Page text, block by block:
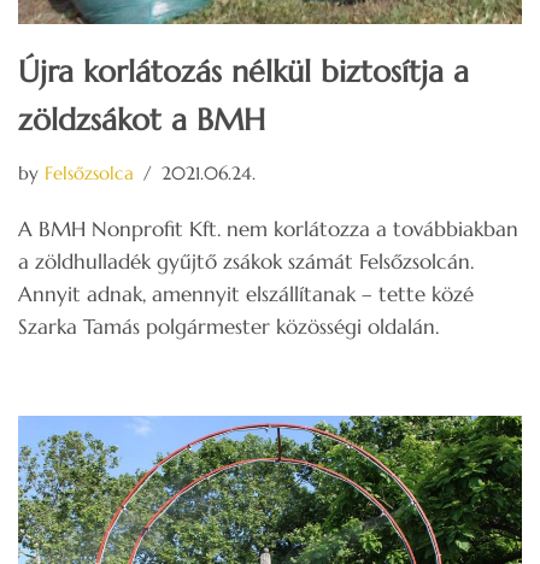
Újra korlátozás nélkül biztosítja a
zöldzsákot a BMH
by Felsőzsolca 2021.06.24.
A BMH Nonprofit Kft. nem korlátozza a továbbiakban
a zöldhulladék gyűjtő zsákok számát Felsőzsolcán.
Annyit adnak, amennyit elszállítanak – tette közé
Szarka Tamás polgármester közösségi oldalán.